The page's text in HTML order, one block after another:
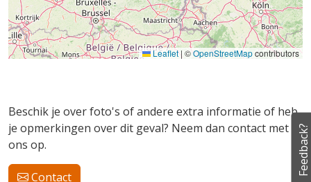
Leaflet| ©OpenStreetMapcontributors
Beschik je over foto's of andere extra informatie of heb
je opmerkingen over dit geval? Neem dan contact met
ons op.
Contact
Feedback?